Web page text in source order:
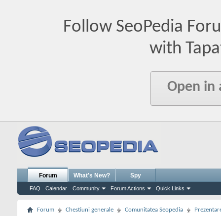
Follow SeoPedia
with
Open in
Forum
FAQ Calendar Community Forum Actions Quick Links
What's New? Spy
Forum Chestiuni generale Comunitatea Seopedia